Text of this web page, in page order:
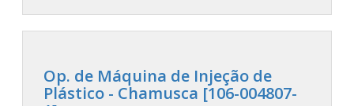
Op. de Máquina de Injeção de
Plástico - Chamusca [106-004807-